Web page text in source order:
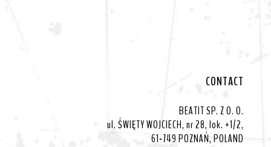
CONTACT
BEATIT SP. Z O. O.
ul. ŚWIĘTY WOJCIECH, nr 28, lok. +1/2,
61-749 POZNAŃ, POLAND